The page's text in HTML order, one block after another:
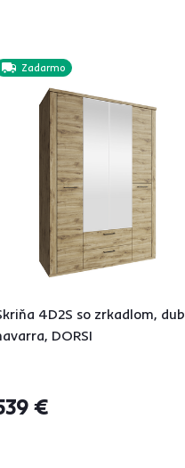
Zadarmo
4D2S so zrkadlom, dub
DORSI
€